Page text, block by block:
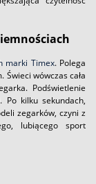
marki Timex. Polega
wówczas cała
Podświetlenie
Po kilku sekundach,
zegarków, czyni z
lubiącego sport